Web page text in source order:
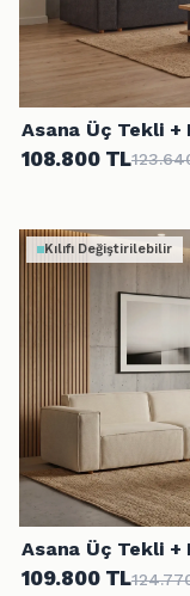
Asana Üç Tekli +
108.800 TL
Kılıfı Değiştirilebilir
Asana Üç Tekli +
109.800 TL